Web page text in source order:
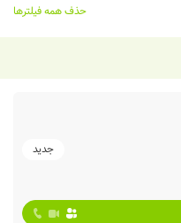
حذف همه فیلترها
جدید